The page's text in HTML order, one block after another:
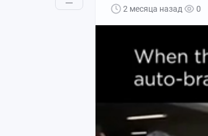
Евгений Сивков ,
2 месяца назад 0